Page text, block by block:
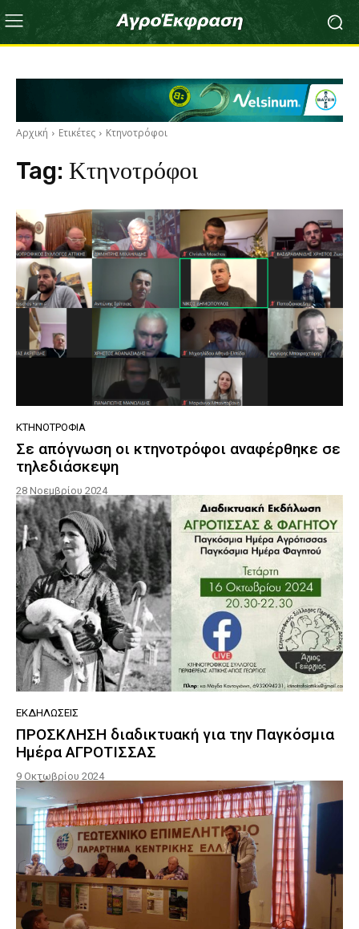
Αρχική Ετικέτες Κτηνοτρόφοι
Tag: Κτηνοτρόφοι
ΚΤΗΝΟΤΡΟΦΊΑ
Σε απόγνωση οι κτηνοτρόφοι αναφέρθηκε σε
τηλεδιάσκεψη
28 Νοεμβρίου 2024
ΕΚΔΗΛΏΣΕΙΣ
ΠΡΟΣΚΛΗΣΗ διαδικτυακή για την Παγκόσμια
Ημέρα ΑΓΡΟΤΙΣΣΑΣ
9 Οκτωβρίου 2024